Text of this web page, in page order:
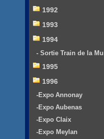
1992
1993
1994
- Sortie Train de la
1995
1996
-Expo Annonay
-Expo Aubenas
-Expo Claix
-Expo Meylan